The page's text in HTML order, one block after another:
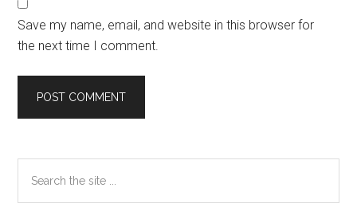
Save my name, email, and website in this browser for
the next time I comment.
Primary
Sidebar
the